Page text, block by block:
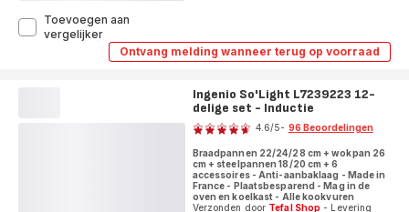
Ontvang melding wanneer terug op voorraad
Ingenio
L3979542
13-
delige
set
Inductie
Toevoegen aan
vergelijkerIngenio
Eco
Resist
Ingenio So'Light L7239223 12-
delige set - Inductie
Beoordeling
4.6/5- 96 Beoordelingen
Braadpannen 22/24/28 cm + wokpan 26
cm + steelpannen 18/20 cm + 6
accessoires - Anti-aanbaklaag - Made in
France - Plaatsbesparend - Mag in de
oven en koelkast - Alle kookvuren
Verzonden door Tefal Shop - Levering